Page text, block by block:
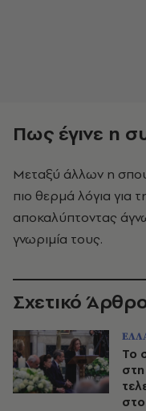
Πως έγινε η
Μεταξύ άλλων η
πιο θερμά λόγια για
αποκαλύπτοντας
γνωριμία τους.
Σχετικό
Το